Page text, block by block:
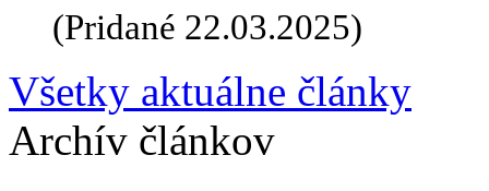
(Pridané 22.03.2025)
Všetky aktuálne články
Archív článkov